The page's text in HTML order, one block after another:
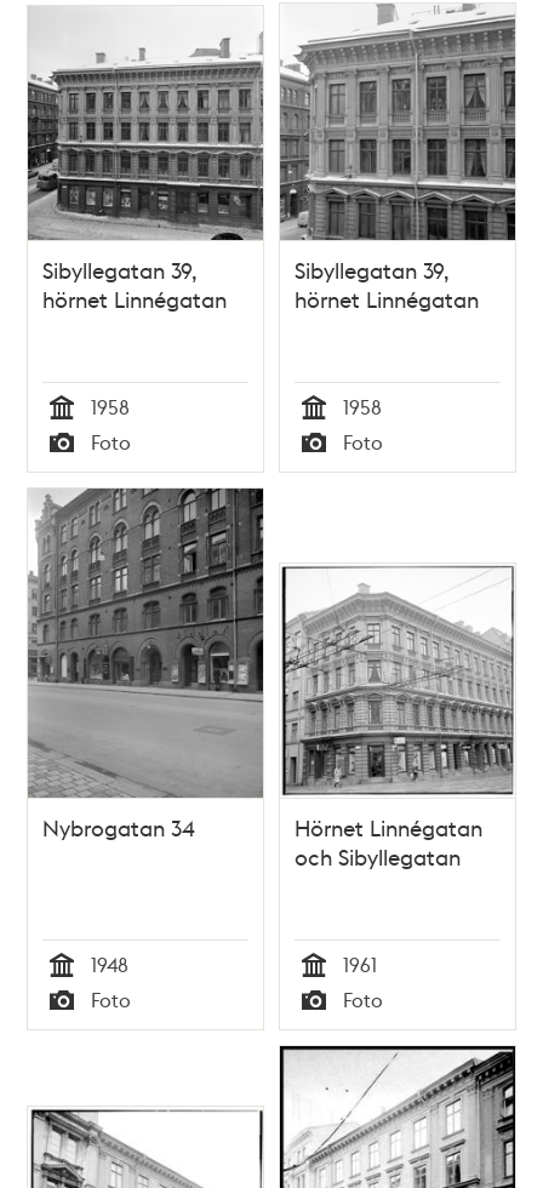
Sibyllegatan 39,
hörnet Linnégatan
Tid
1958
Typ
Foto
Sibyllegatan 39,
hörnet Linnégatan
Tid
1958
Typ
Foto
Nybrogatan 34
Tid
1948
Typ
Foto
Hörnet Linnégatan
och Sibyllegatan
Tid
1961
Typ
Foto